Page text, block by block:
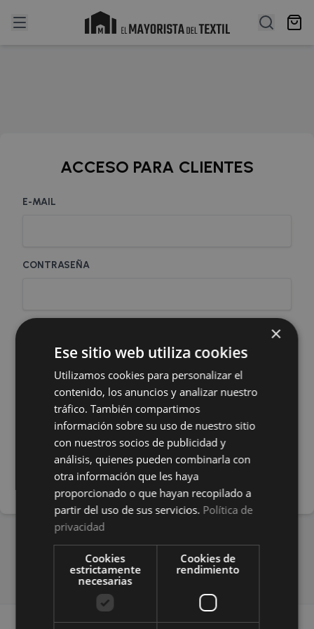
ACCESO PARA CLIENTES
E-MAIL
CONTRASEÑA
Olvidé mi contraseña
ACCEDER
ACCEDER CON HUELLA / CARA
REGISTRARSE
×
Ese sitio web utiliza cookies
Utilizamos cookies para personalizar el
contenido, los anuncios y analizar nuestro
tráfico. También compartimos
información sobre su uso de nuestro sitio
con nuestros socios de publicidad y
análisis, quienes pueden combinarla con
otra información que les haya
proporcionado o que hayan recopilado a
partir del uso de sus servicios. Política de
privacidad
Cookies
estrictamente
necesarias
Cookies de
rendimiento